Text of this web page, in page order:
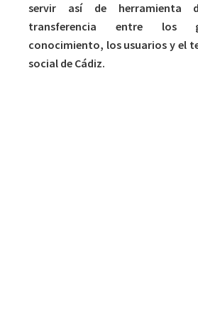
servir así de
transferencia entre los
conocimiento, los usuarios y el
social de Cádiz.